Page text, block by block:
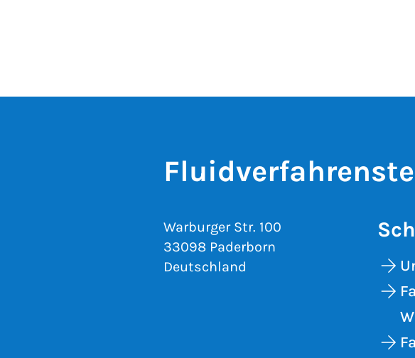
Warburger Str. 100
33098 Paderborn
Deutschland